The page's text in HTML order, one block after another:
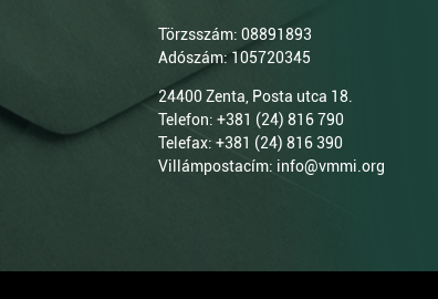
Törzsszám: 08891893
Adószám: 105720345
24400 Zenta, Posta utca 18.
Telefon: +381 (24) 816 790
Telefax: +381 (24) 816 390
Villámpostacím: info@vmmi.org